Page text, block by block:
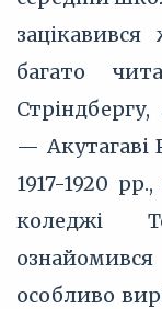
багато
— Акутагаві
1917-1920
коледжі
особливо